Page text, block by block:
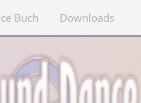
Buch Downloads